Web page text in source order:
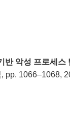
반 악성 프로세스
pp. 1066–1068,